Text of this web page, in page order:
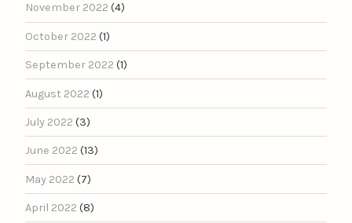
November 2022 (4)
October 2022 (1)
September 2022 (1)
August 2022 (1)
July 2022 (3)
June 2022 (13)
May 2022 (7)
April 2022 (8)